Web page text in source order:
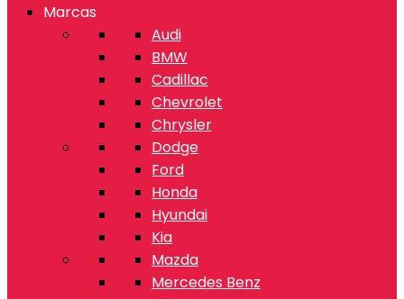
Marcas
Audi
BMW
Cadillac
Chevrolet
Chrysler
Dodge
Ford
Honda
Hyundai
Kia
Mazda
Mercedes Benz